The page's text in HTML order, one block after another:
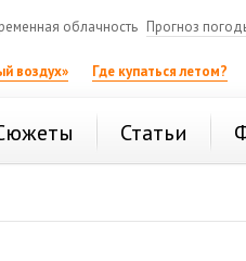
облачность Прогноз
воздух» Где купаться летом?
Статьи